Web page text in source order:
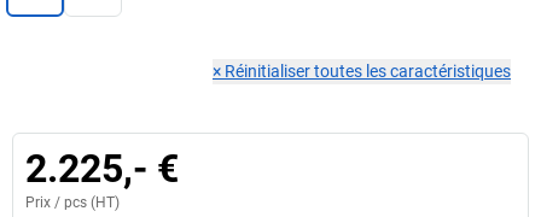
× Réinitialiser toutes les caractéristiques
2.225,- €
Prix / pcs (HT)